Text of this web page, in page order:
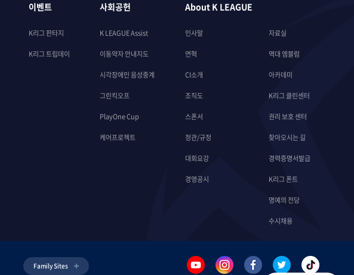
이벤트
K리그 판타지
K리그 트립데이
사회공헌
K LEAGUE Assist
이동약자 안내지도
시각장애인 음성중계
그린킥오프
PlayOne Cup
케어프로젝트
About K LEAGUE
인사말
연혁
CI소개
조직도
스폰서
정관/규정
대회요강
경영공시
자료실
역대 엠블럼
아카데미
K리그 클린센터
권리 보호 센터
찾아오시는 길
경력증명서발급
K리그 폰트
명예의 전당
수시채용
Family Sites